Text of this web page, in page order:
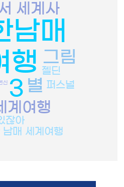
행
남매
3
그림
별
세계사
계여행
잖아
젤딘
퍼스널
남매 세계여행
신